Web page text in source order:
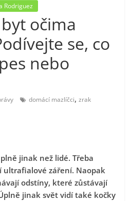
Rodriguez
očima
se, co
nebo
domácí mazlíčci,zrak
jinak než lidé. Třeba
ultrafialové záření. Naopak
odstíny, které zůstávají
jinak svět vidí také kočky